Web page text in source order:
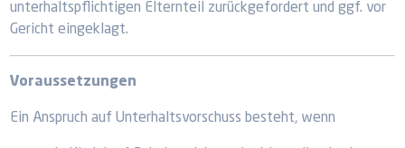
unterhaltspflichtigen Elternteil zurückgefordert und ggf. vor
Gericht eingeklagt.
Voraussetzungen
Ein Anspruch auf Unterhaltsvorschuss besteht, wenn